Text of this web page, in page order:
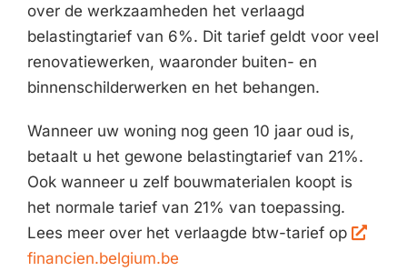
over de werkzaamheden het verlaagd
belastingtarief van 6%. Dit tarief geldt voor veel
renovatiewerken, waaronder buiten- en
binnenschilderwerken en het behangen.
Wanneer uw woning nog geen 10 jaar oud is,
betaalt u het gewone belastingtarief van 21%.
Ook wanneer u zelf bouwmaterialen koopt is
het normale tarief van 21% van toepassing.
Lees meer over het verlaagde btw-tarief op
financien.belgium.be